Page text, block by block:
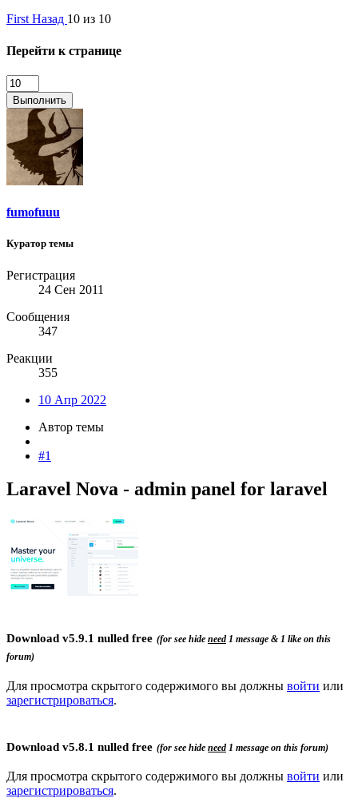
First Назад 10 из 10
Перейти к странице
Выполнить
fumofuuu
Куратор темы
Регистрация
24 Сен 2011
Сообщения
347
Реакции
355
10 Апр 2022
Автор темы
#1
Laravel Nova - admin panel for laravel​
Download v5.9.1 nulled free (for see hide need 1 message & 1 like on this
forum)
Для просмотра скрытого содержимого вы должны войти или
зарегистрироваться.
Download v5.8.1 nulled free (for see hide need 1 message on this forum)
Для просмотра скрытого содержимого вы должны войти или
зарегистрироваться.